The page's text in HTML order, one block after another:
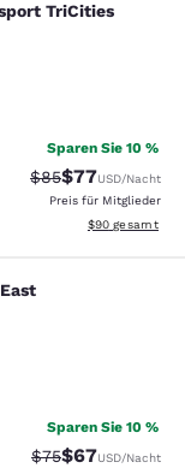
TriCities
1431 Bewertungen
Sparen Sie 10 %
$85Vergünstigter
$77USD/Nacht
Preis für Mitglieder
Geschätzte
$90 gesamt
Bewertungen
Sparen Sie 10 %
$75Vergünstigter
$67USD/Nacht